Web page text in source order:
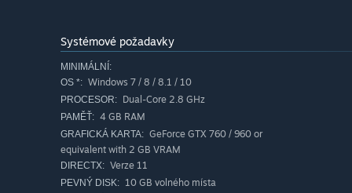
Systémové požadavky
MINIMÁLNÍ:
OS *: Windows 7 / 8 / 8.1 / 10
PROCESOR: Dual-Core 2.8 GHz
PAMĚŤ: 4 GB RAM
GRAFICKÁ KARTA: GeForce GTX 760 / 960 or
equivalent with 2 GB VRAM
DIRECTX: Verze 11
PEVNÝ DISK: 10 GB volného místa